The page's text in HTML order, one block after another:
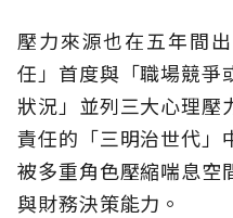
壓力來源也在五年間
任」首度與「職場競爭
狀況」並列三大心理壓
責任的「三明治世代」
被多重角色壓縮喘息空
與財務決策能力。